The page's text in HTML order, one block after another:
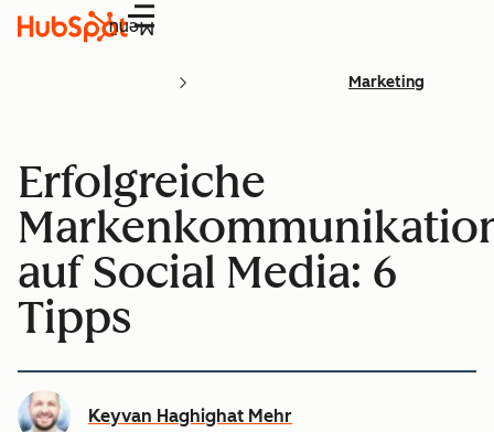
Menü
Marketing
Erfolgreiche
auf Social Media: 6
Tipps
Keyvan Haghighat Mehr